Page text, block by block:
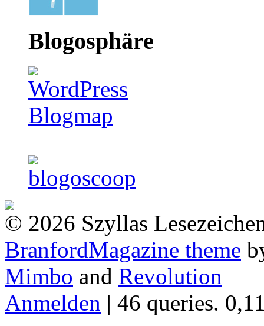
Blogosphäre
© 2026 Szyllas
BranfordMagazine theme
Mimbo and Revolution
Anmelden | 46 queries.